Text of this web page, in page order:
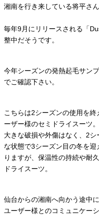
湘南を行き来している将平さん
毎年9月にリリースされる「
整中だそうです。
今年シーズンの発熱起毛サン
でご確認下さい。
こちらは2シーズンの使用を
ーザー様のセミドライスーツ。
大きな破損や外傷はなく、2
な状態で3シーズン目の冬を
りますが、保温性の持続や耐
ドライスーツ。
仙台からの湘南へ向かう途中
ユーザー様とのコミュニケー